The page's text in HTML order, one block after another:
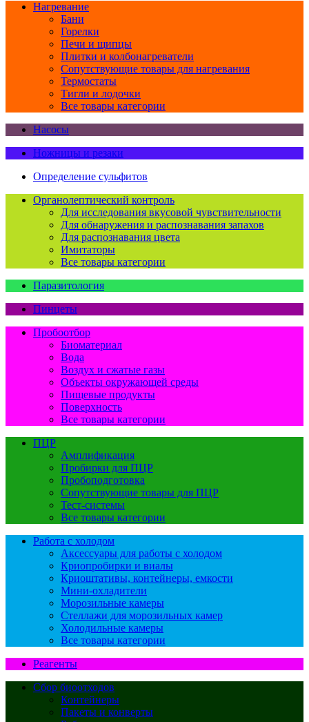
Нагревание
Бани
Горелки
Печи и щипцы
Плитки и колбонагреватели
Сопутствующие товары для нагревания
Термостаты
Тигли и лодочки
Все товары категории
Насосы
Ножницы и резаки
Определение сульфитов
Органолептический контроль
Для исследования вкусовой чувствительности
Для обнаружения и распознавания запахов
Для распознавания цвета
Имитаторы
Все товары категории
Паразитология
Пинцеты
Пробоотбор
Биоматериал
Вода
Воздух и сжатые газы
Объекты окружающей среды
Пищевые продукты
Поверхность
Все товары категории
ПЦР
Амплификация
Пробирки для ПЦР
Пробоподготовка
Сопутствующие товары для ПЦР
Тест-системы
Все товары категории
Работа с холодом
Аксессуары для работы с холодом
Криопробирки и виалы
Криоштативы, контейнеры, емкости
Мини-охладители
Морозильные камеры
Стеллажи для морозильных камер
Холодильные камеры
Все товары категории
Реагенты
Сбор биоотходов
Контейнеры
Пакеты и конверты